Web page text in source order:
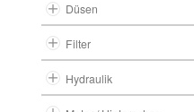
Düsen
Filter
Hydraulik